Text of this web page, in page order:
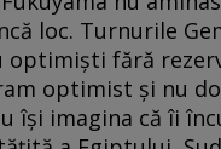
loc. Turnurile
fără
optimist și nu
își imagina că îi